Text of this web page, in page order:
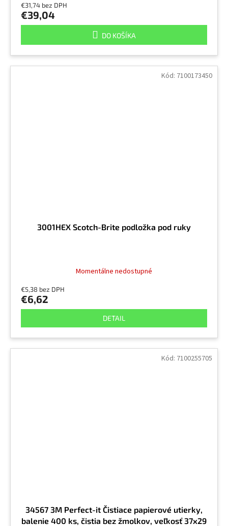
€31,74 bez DPH
€39,04
DO KOŠÍKA
3001HEX Scotch-Brite podložka pod ruky
Momentálne nedostupné
€5,38 bez DPH
€6,62
DETAIL
Kód: 7100173450
34567 3M Perfect-it Čistiace papierové utierky,
balenie 400 ks, čistia bez žmolkov, veľkosť 37x29
Kód: 7100255705